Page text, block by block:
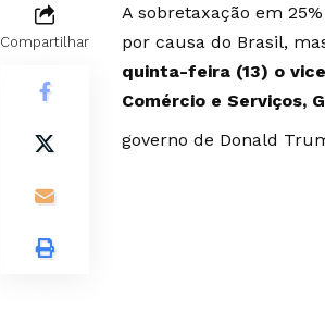
Compartilhar
A sobretaxação em
por causa do Brasil,
quinta-feira (13) o
Comércio e Serviços,
governo de Donald